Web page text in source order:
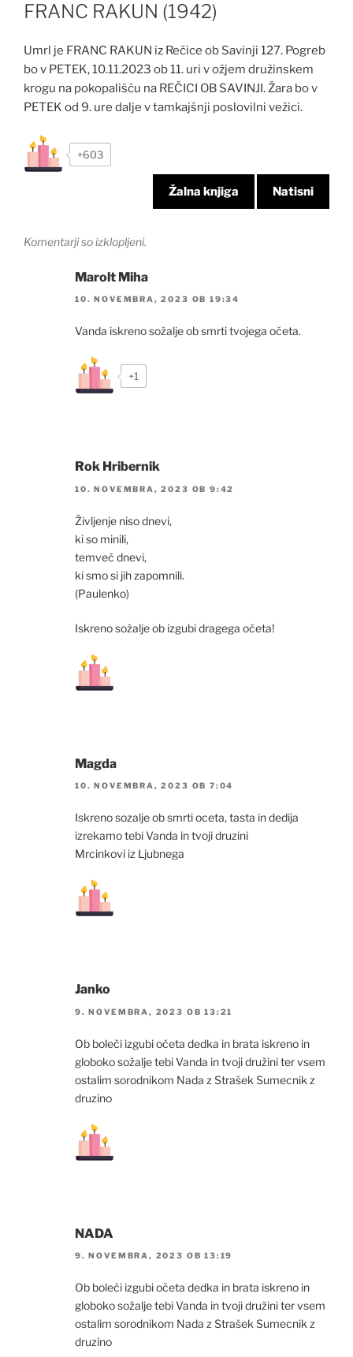
FRANC RAKUN (1942)
Umrl je FRANC RAKUN iz Rečice ob Savinji 127. Pogreb
bo v PETEK, 10.11.2023 ob 11. uri v ožjem družinskem
krogu na pokopališču na REČICI OB SAVINJI. Žara bo v
PETEK od 9. ure dalje v tamkajšnji poslovilni vežici.
+603
Žalna knjiga Natisni
Marolt Miha
10. NOVEMBRA, 2023 OB 19:34
Vanda iskreno sožalje ob smrti tvojega očeta.
+1
Rok Hribernik
10. NOVEMBRA, 2023 OB 9:42
Življenje niso dnevi,
ki so minili,
temveč dnevi,
ki smo si jih zapomnili.
(Paulenko)
Iskreno sožalje ob izgubi dragega očeta!
Magda
10. NOVEMBRA, 2023 OB 7:04
Iskreno sozalje ob smrti oceta, tasta in dedija
izrekamo tebi Vanda in tvoji druzini
Mrcinkovi iz Ljubnega
Janko
9. NOVEMBRA, 2023 OB 13:21
Ob boleči izgubi očeta dedka in brata iskreno in
globoko sožalje tebi Vanda in tvoji družini ter vsem
ostalim sorodnikom Nada z Strašek Sumecnik z
druzino
NADA
9. NOVEMBRA, 2023 OB 13:19
Ob boleči izgubi očeta dedka in brata iskreno in
globoko sožalje tebi Vanda in tvoji družini ter vsem
ostalim sorodnikom Nada z Strašek Sumecnik z
druzino
Komentarji so izklopljeni.